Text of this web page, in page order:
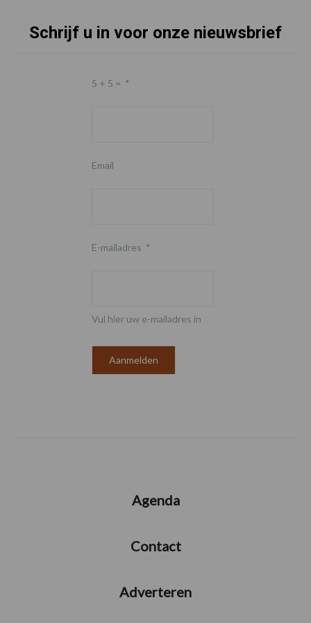
Schrijf u in voor onze nieuwsbrief
5 + 5 = *
Email
E-mailadres *
Vul hier uw e-mailadres in
Agenda
Contact
Adverteren